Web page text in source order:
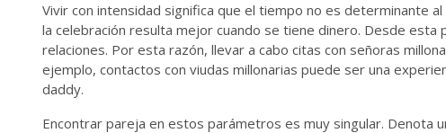
Vivir con intensidad significa que el tiempo no es determinante
la celebración resulta mejor cuando se tiene dinero. Desde
relaciones. Por esta razón, llevar a cabo citas con señoras
ejemplo, contactos con viudas millonarias puede ser una
daddy.
Encontrar pareja en estos parámetros es muy singular. Denota